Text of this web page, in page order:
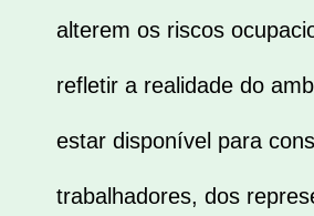
alterem os riscos
refletir a realidade do
estar disponível para
trabalhadores, dos